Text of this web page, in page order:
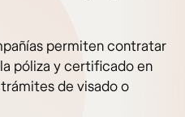
permiten contratar
póliza y certificado en
de visado o